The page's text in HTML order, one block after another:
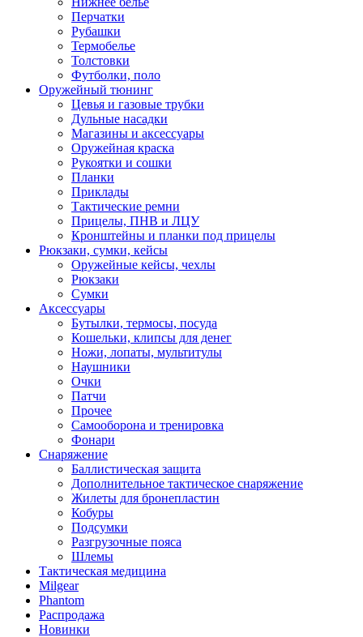
Перчатки
Рубашки
Термобелье
Толстовки
Футболки, поло
Оружейный тюнинг
Цевья и газовые трубки
Дульные насадки
Магазины и аксессуары
Оружейная краска
Рукоятки и сошки
Планки
Приклады
Тактические ремни
Прицелы, ПНВ и ЛЦУ
Кронштейны и планки под прицелы
Рюкзаки, сумки, кейсы
Оружейные кейсы, чехлы
Рюкзаки
Сумки
Аксессуары
Бутылки, термосы, посуда
Кошельки, клипсы для денег
Ножи, лопаты, мультитулы
Наушники
Очки
Патчи
Прочее
Самооборона и тренировка
Фонари
Снаряжение
Баллистическая защита
Дополнительное тактическое снаряжение
Жилеты для бронепластин
Кобуры
Подсумки
Разгрузочные пояса
Шлемы
Тактическая медицина
Milgear
Phantom
Распродажа
Новинки